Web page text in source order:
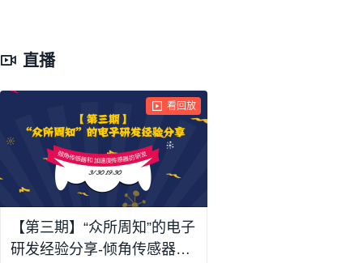
直播
看回放
【第三期】“众所周知”的电子
研发经验分享-倾角传感器和